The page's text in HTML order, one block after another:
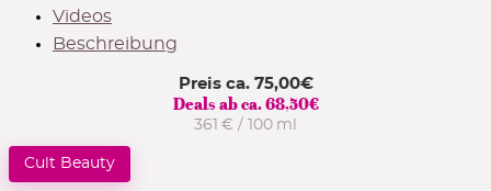
Videos
Beschreibung
Preis ca. 75,00€
Deals ab ca.68,50€
361 € / 100 ml
Cult Beauty